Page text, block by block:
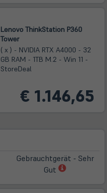
Lenovo ThinkStation P360
Tower
( x ) - NVIDIA RTX A4000 - 32
GB RAM - 1TB M.2 - Win 11 -
StoreDeal
€ 1.146,65
Gebrauchtgerät - Sehr
Gut
(öffnet